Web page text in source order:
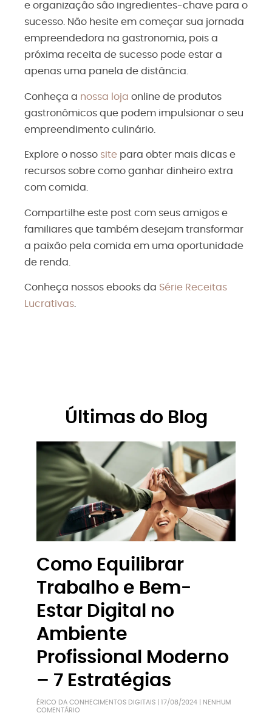
e organização são ingredientes-chave para o
sucesso. Não hesite em começar sua jornada
empreendedora na gastronomia, pois a
próxima receita de sucesso pode estar a
apenas uma panela de distância.
Conheça a nossa loja online de produtos
gastronômicos que podem impulsionar o seu
empreendimento culinário.
Explore o nosso site para obter mais dicas e
recursos sobre como ganhar dinheiro extra
com comida.
Compartilhe este post com seus amigos e
familiares que também desejam transformar
a paixão pela comida em uma oportunidade
de renda.
Conheça nossos ebooks da Série Receitas
Lucrativas
Últimas do Blog
Como Equilibrar
Trabalho e Bem-
Estar Digital no
Ambiente
Profissional Moderno
– 7 Estratégias
ÉRICO DA CONHECIMENTOS DIGITAIS 17/08/2024
NENHUM
COMENTÁRIO